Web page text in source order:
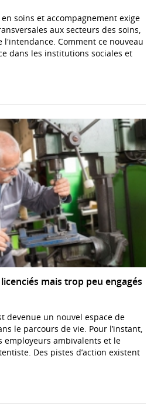
soins et accompagnement exige
aux secteurs des soins,
Comment ce nouveau
dans les institutions sociales et
mais trop peu engagés
devenue un nouvel espace de
le parcours de vie. Pour l’instant,
employeurs ambivalents et le
Des pistes d’action existent